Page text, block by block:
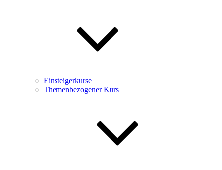
Einsteigerkurse
Themenbezogener Kurs